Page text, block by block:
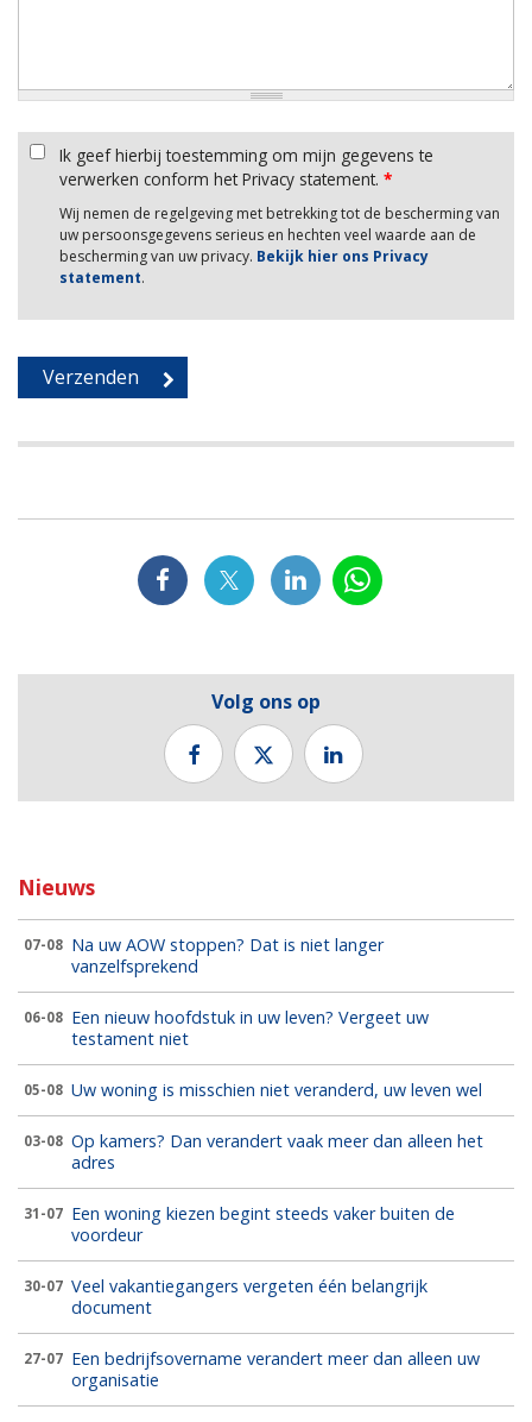
Ik geef hierbij toestemming om mijn gegevens te
verwerken conform het Privacy statement. *
Wij nemen de regelgeving met betrekking tot de bescherming van
uw persoonsgegevens serieus en hechten veel waarde aan de
bescherming van uw privacy. Bekijk hier ons Privacy
statement.
Volg ons op
Nieuws
07-08 Na uw AOW stoppen? Dat is niet langer
vanzelfsprekend
06-08 Een nieuw hoofdstuk in uw leven? Vergeet uw
testament niet
05-08 Uw woning is misschien niet veranderd, uw leven wel
03-08 Op kamers? Dan verandert vaak meer dan alleen het
adres
31-07 Een woning kiezen begint steeds vaker buiten de
voordeur
30-07 Veel vakantiegangers vergeten één belangrijk
document
27-07 Een bedrijfsovername verandert meer dan alleen uw
organisatie